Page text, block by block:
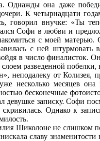
она даже
К четырнадцати
внучке: «Ты
Софи в любви и
с моей
с ней
в число финалисток.
разведенной побелки,
от Колизея,
несколько месяцев
бесконечные
девушке записку. Софи
Однако к
Шиколоне не слишком
славу